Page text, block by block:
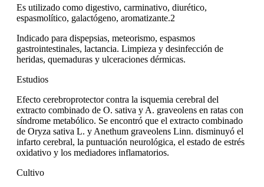
Es utilizado como digestivo, carminativo, diurético,
espasmolítico, galactógeno, aromatizante.2​
Indicado para dispepsias, meteorismo, espasmos
gastrointestinales, lactancia. Limpieza y desinfección de
heridas, quemaduras y ulceraciones dérmicas.
Estudios
Efecto cerebroprotector contra la isquemia cerebral del
extracto combinado de O. sativa y A. graveolens en ratas con
síndrome metabólico. Se encontró que el extracto combinado
de Oryza sativa L. y Anethum graveolens Linn. disminuyó el
infarto cerebral, la puntuación neurológica, el estado de estrés
oxidativo y los mediadores inflamatorios.
Cultivo